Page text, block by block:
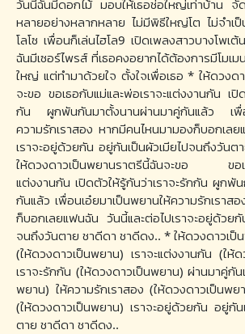
วันนี้ฉันมีดอกไม้ มอบให้เธอช่อใหญ่เท่าบ้าน
หลายอย่างหลากหลาย ไม่มีพิธีใหญ่โต ไม่จำเ
โลโซ เพื่อนก็เล่นไฮโล9 เปิดเพลงสาวบางโพเ
ฉันมีเซอร์ไพรส์ ที่เธอคงอยากได้ต้องการมีโมเ
ใหญ่ แต่ทำมาด้วยใจ ตั้งใจเพื่อเธอ * ให้ดวงด
จะขอ ขอเธอกับแม่และพ่อเราจะแต่งงานกัน เปิ
กัน ผูกพันกันมาตั้งนานผ่านมาคู่กันแล้ว เพื่อ
ความรักเราสอง หากมีคนไหนมามองก็บอกเล
เราจะอยู่ด้วยกัน อยู่กันเป็นผัวเมียไปจนถึงวัน
ให้ดวงดาวเป็นพยานราตรีนี้ฉันจะขอ ขอเธ
แต่งงานกัน เปิดตัวให้รู้กันว่าเราจะรักกัน ผูกพั
กันแล้ว เพื่อนเอ๋ยมาเป็นพยานให้ความรักเราส
ก็บอกเลยแฟนฉัน วันนี้และต่อไปเราจะอยู่ด้วย
จนถึงวันตาย ชาดีดา ชาดีดง.. * ให้ดวงดาวเป็
(ให้ดวงดาวเป็นพยาน) เราจะแต่งงานกัน (ให้
เราจะรักกัน (ให้ดวงดาวเป็นพยาน) ผ่านมาคู่กัน
พยาน) ให้ความรักเราสอง (ให้ดวงดาวเป็นพ
(ให้ดวงดาวเป็นพยาน) เราจะอยู่ด้วยกัน อยู่กัน
ตาย ชาดีดา ชาดีดง..